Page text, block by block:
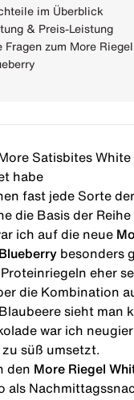
im Überblick
& Preis-Leistung
Fragen zum More
Satisbites
habe
fast jede Sorte
die Basis der Reihe
ich auf die neue
besonders
eher
die Kombination
sieht man
war ich
süß umsetzt.
den More Riegel
als